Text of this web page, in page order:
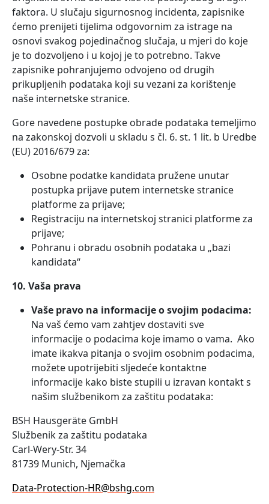
faktora. U slučaju sigurnosnog incidenta, zapisnike
ćemo prenijeti tijelima odgovornim za istrage na
osnovi svakog pojedinačnog slučaja, u mjeri do koje
je to dozvoljeno i u kojoj je to potrebno. Takve
zapisnike pohranjujemo odvojeno od drugih
prikupljenih podataka koji su vezani za korištenje
naše internetske stranice.
Gore navedene postupke obrade podataka temeljimo
na zakonskoj dozvoli u skladu s čl. 6. st. 1 lit. b Uredbe
(EU) 2016/679 za:
Osobne podatke kandidata pružene unutar
postupka prijave putem internetske stranice
platforme za prijave;
Registraciju na internetskoj stranici platforme za
prijave;
Pohranu i obradu osobnih podataka u „bazi
kandidata“
10. Vaša prava
Vaše pravo na informacije o svojim podacima:
Na vaš ćemo vam zahtjev dostaviti sve
informacije o podacima koje imamo o vama. Ako
imate ikakva pitanja o svojim osobnim podacima,
možete upotrijebiti sljedeće kontaktne
informacije kako biste stupili u izravan kontakt s
našim službenikom za zaštitu podataka:
BSH Hausgeräte GmbH
Službenik za zaštitu podataka
Carl-Wery-Str. 34
81739 Munich, Njemačka
Data-Protection-HR@bshg.com